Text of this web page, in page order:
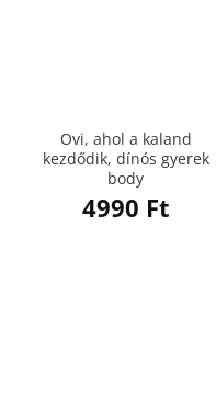
Ovi, ahol a kaland
kezdődik, dínós gyerek
body
4990 Ft